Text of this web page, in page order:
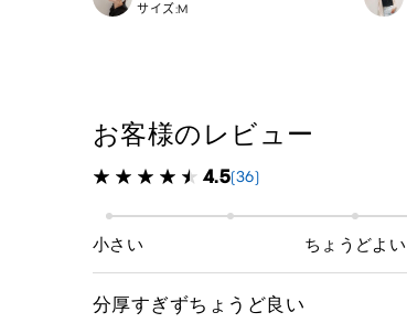
サイズ:M
お客様のレビュー
4.5(36)
小さい ちょうどよい
分厚すぎずちょうど良い